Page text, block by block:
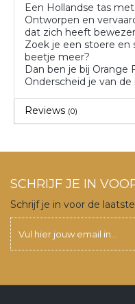
Een Hollandse tas
Ontworpen en
dat zich heeft
Zoek je een stoere
beetje meer?
Dan ben je bij Orange
Onderscheid je van de
Reviews (0)
SCHRIJF JE IN
Schrijf je in voor de